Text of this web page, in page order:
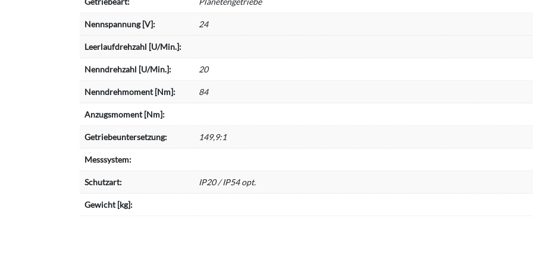
Nennspannung [V]: 24
Leerlaufdrehzahl [U/Min.]:
Nenndrehzahl [U/Min.]: 20
Nenndrehmoment [Nm]: 84
Anzugsmoment [Nm]:
Getriebeuntersetzung: 149,9:1
Messsystem:
Schutzart: IP20 / IP54 opt.
Gewicht [kg]: